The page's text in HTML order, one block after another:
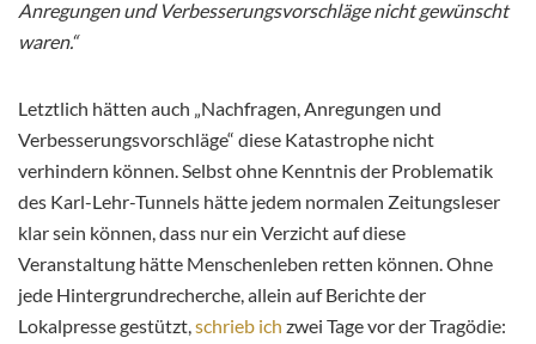
Anregungen und Verbesserungsvorschläge nicht gewünscht
waren.“
Letztlich hätten auch „Nachfragen, Anregungen und
Verbesserungsvorschläge“ diese Katastrophe nicht
verhindern können. Selbst ohne Kenntnis der Problematik
des Karl-Lehr-Tunnels hätte jedem normalen Zeitungsleser
klar sein können, dass nur ein Verzicht auf diese
Veranstaltung hätte Menschenleben retten können. Ohne
jede Hintergrundrecherche, allein auf Berichte der
Lokalpresse gestützt,schrieb ich zwei Tage vor der Tragödie: